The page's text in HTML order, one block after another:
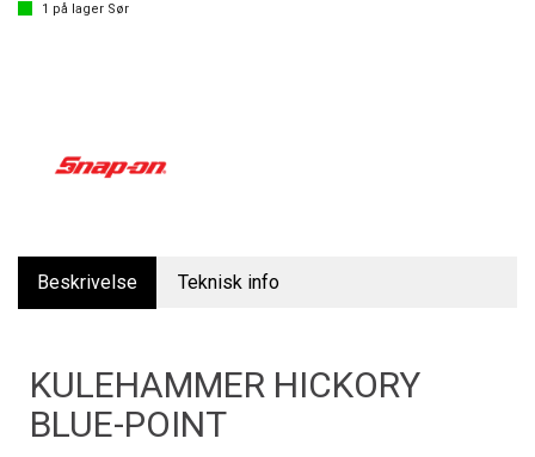
1 på lager Sør
Beskrivelse Teknisk info
KULEHAMMER HICKORY
BLUE-POINT